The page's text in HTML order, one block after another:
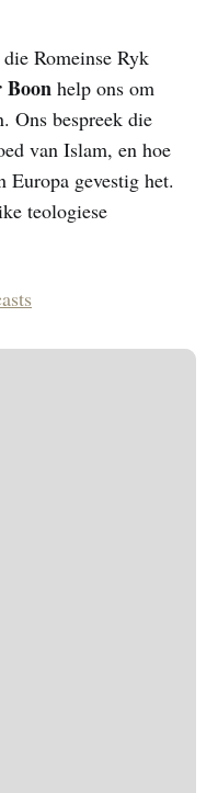
Romeinse Ryk
Boon help ons om
Ons bespreek die
van Islam, en hoe
Europa gevestig het.
teologiese